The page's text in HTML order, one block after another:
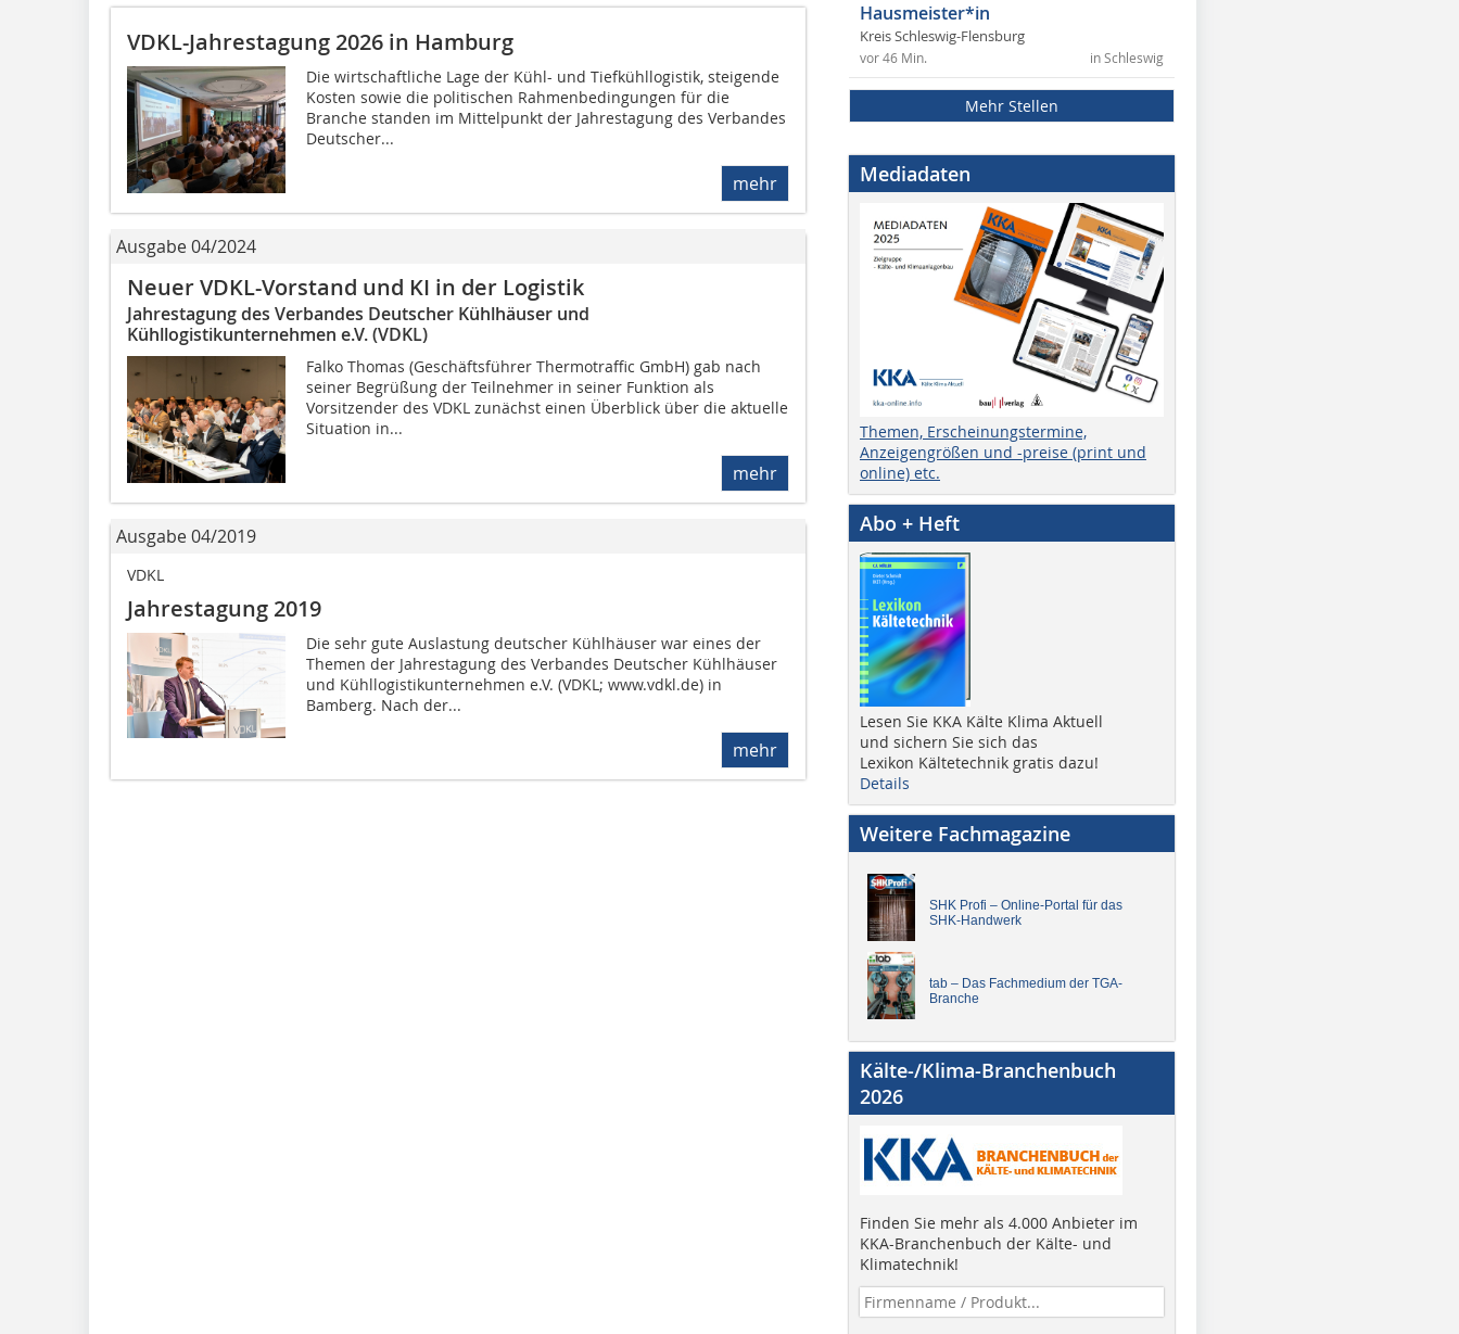
VDKL-Jahrestagung 2026 in Hamburg
Die wirtschaftliche Lage der Kühl- und Tiefkühllogistik, steigende
Kosten sowie die politischen Rahmenbedingungen für die
Branche standen im Mittelpunkt der Jahrestagung des Verbandes
Deutscher...
mehr
Ausgabe 04/2024
Neuer VDKL-Vorstand und KI in der Logistik
Jahrestagung des Verbandes Deutscher Kühlhäuser und
Kühllogistikunternehmen e.V. (VDKL)
Falko Thomas (Geschäftsführer Thermotraffic GmbH) gab nach
seiner Begrüßung der Teilnehmer in seiner Funktion als
Vorsitzender des VDKL zunächst einen Überblick über die aktuelle
Situation in...
mehr
Ausgabe 04/2019
VDKL
Jahrestagung 2019
Die sehr gute Auslastung deutscher Kühlhäuser war eines der
Themen der Jahrestagung des Verbandes Deutscher Kühlhäuser
und Kühllogistikunternehmen e.V. (VDKL; www.vdkl.de) in
Bamberg. Nach der...
mehr
Hausmeister*in
Kreis Schleswig-Flensburg
in Schleswig
vor 46 Min.
Mehr Stellen
Mediadaten
Themen, Erscheinungstermine,
Anzeigengrößen und -preise (print und
online) etc.
Abo + Heft
Lesen Sie KKA Kälte Klima Aktuell
und sichern Sie sich das
Lexikon Kältetechnik gratis dazu!
Details
Weitere Fachmagazine
SHK Profi – Online-Portal für das
SHK-Handwerk
tab – Das Fachmedium der TGA-
Branche
Kälte-/Klima-Branchenbuch
2026
Finden Sie mehr als 4.000 Anbieter im
KKA-Branchenbuch der Kälte- und
Klimatechnik!